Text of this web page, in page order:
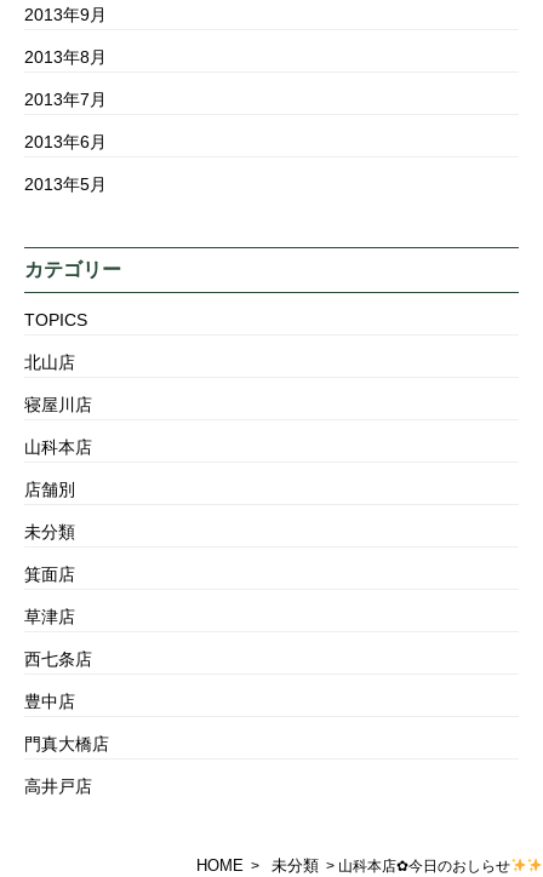
2013年9月
2013年8月
2013年7月
2013年6月
2013年5月
カテゴリー
TOPICS
北山店
寝屋川店
山科本店
店舗別
未分類
箕面店
草津店
西七条店
豊中店
門真大橋店
高井戸店
HOME > 未分類 > 山科本店✿今日のおしらせ